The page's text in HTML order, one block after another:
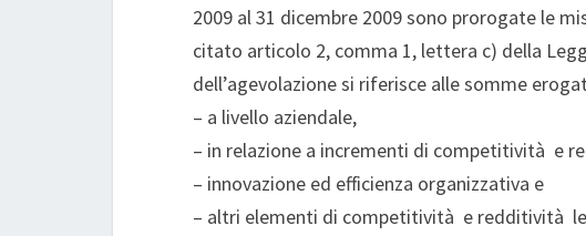
2009 al 31 dicembre 2009 sono prorogate le
citato articolo 2, comma 1, lettera c) della
dell’agevolazione si riferisce alle somme
– a livello aziendale,
– in relazione a incrementi di competitività e
– innovazione ed efficienza organizzativa e
– altri elementi di competitività e redditività